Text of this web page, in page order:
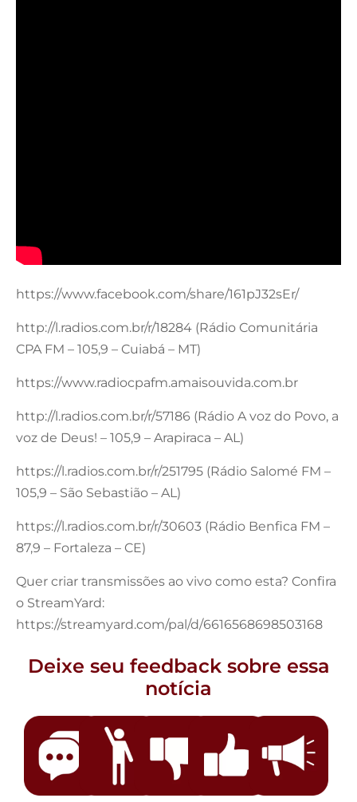
https://www.facebook.com/share/161pJ32sEr/
http://l.radios.com.br/r/18284 (Rádio Comunitária
CPA FM – 105,9 – Cuiabá – MT)
https://www.radiocpafm.amaisouvida.com.br
http://l.radios.com.br/r/57186 (Rádio A voz do Povo, a
voz de Deus! – 105,9 – Arapiraca – AL)
https://l.radios.com.br/r/251795 (Rádio Salomé FM –
105,9 – São Sebastião – AL)
https://l.radios.com.br/r/30603 (Rádio Benfica FM –
87,9 – Fortaleza – CE)
Quer criar transmissões ao vivo como esta? Confira
o StreamYard:
https://streamyard.com/pal/d/6616568698503168
Deixe seu feedback sobre essa
notícia